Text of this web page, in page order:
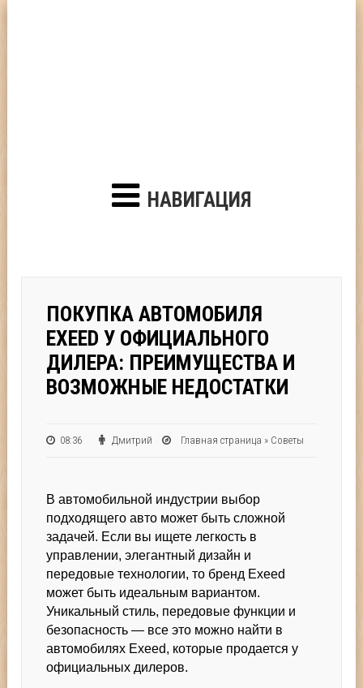
НАВИГАЦИЯ
ПОКУПКА АВТОМОБИЛЯ
EXEED У ОФИЦИАЛЬНОГО
ДИЛЕРА: ПРЕИМУЩЕСТВА И
ВОЗМОЖНЫЕ НЕДОСТАТКИ
08:36 Дмитрий Главная страница » Советы
В автомобильной индустрии выбор
подходящего авто может быть сложной
задачей. Если вы ищете легкость в
управлении, элегантный дизайн и
передовые технологии, то бренд Exeed
может быть идеальным вариантом.
Уникальный стиль, передовые функции и
безопасность — все это можно найти в
автомобилях Exeed, которые продается у
официальных дилеров.